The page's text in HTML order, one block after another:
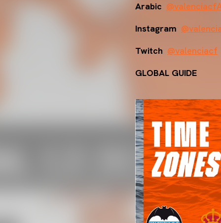
Arabic:
Instagram:
Twitch: @valenciacf
GLOBAL GUIDE